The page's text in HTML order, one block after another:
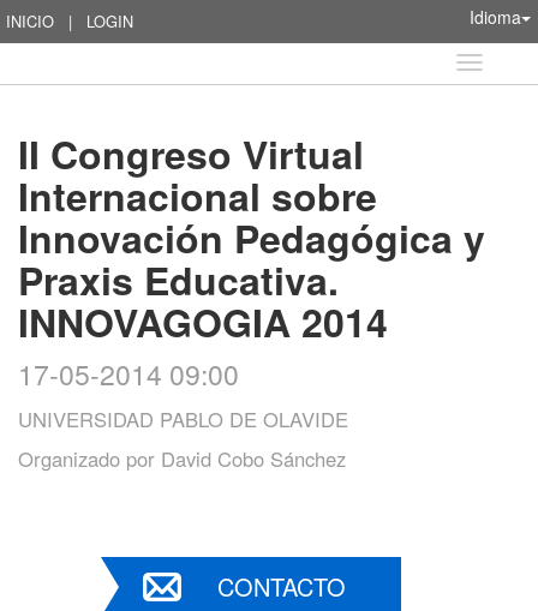
INICIO | LOGIN Idioma
Idioma
II Congreso Virtual
Internacional sobre
Innovación Pedagógica y
Praxis Educativa.
INNOVAGOGIA 2014
17-05-2014 09:00
UNIVERSIDAD PABLO DE OLAVIDE
Organizado por David Cobo Sánchez
CONTACTO